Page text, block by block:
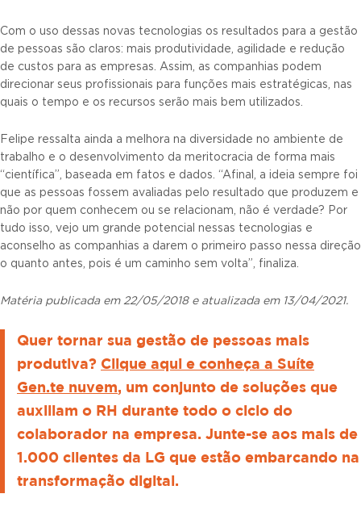
Com o uso dessas novas tecnologias os resultados para a gestão
de pessoas são claros: mais produtividade, agilidade e redução
de custos para as empresas. Assim, as companhias podem
direcionar seus profissionais para funções mais estratégicas, nas
quais o tempo e os recursos serão mais bem utilizados.
Felipe ressalta ainda a melhora na diversidade no ambiente de
trabalho e o desenvolvimento da meritocracia de forma mais
“científica”, baseada em fatos e dados. “Afinal, a ideia sempre foi
que as pessoas fossem avaliadas pelo resultado que produzem e
não por quem conhecem ou se relacionam, não é verdade? Por
tudo isso, vejo um grande potencial nessas tecnologias e
aconselho as companhias a darem o primeiro passo nessa direção
o quanto antes, pois é um caminho sem volta”, finaliza.
Matéria publicada em 22/05/2018 e atualizada em 13/04/2021.
Quer tornar sua gestão de pessoas mais
produtiva? Clique aqui e conheça a Suíte
Gen.te nuvem, um conjunto de soluções que
auxiliam o RH durante todo o ciclo do
colaborador na empresa. Junte-se aos mais de
1.000 clientes da LG que estão embarcando na
transformação digital.